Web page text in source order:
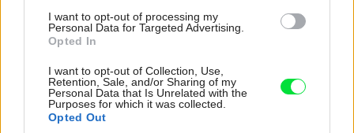
I want to opt-out of processing my
Personal Data for Targeted Advertising.
Opted In
I want to opt-out of Collection, Use,
Retention, Sale, and/or Sharing of my
Personal Data that Is Unrelated with the
Purposes for which it was collected.
Opted Out
aj v podkroví, kde sa horšie manipuluje s rozmernými
rolami či škatuľami. Štvorce s rozmerom 50 × 50 cm sú
rozmerovo stále a k podkladu sa najčastejšie lepia
obojstrannou páskou. V prípade poškodenia či
znečistenia koberca sa zasiahnuté časti jednoducho